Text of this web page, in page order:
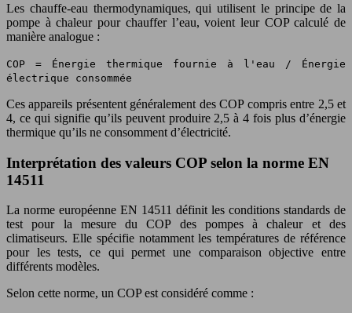
Les chauffe-eau thermodynamiques, qui utilisent le principe de la
pompe à chaleur pour chauffer l’eau, voient leur COP calculé de
manière analogue :
COP = Énergie thermique fournie à l'eau / Énergie
électrique consommée
Ces appareils présentent généralement des COP compris entre 2,5 et
4, ce qui signifie qu’ils peuvent produire 2,5 à 4 fois plus d’énergie
thermique qu’ils ne consomment d’électricité.
Interprétation des valeurs COP selon la norme EN
14511
La norme européenne EN 14511 définit les conditions standards de
test pour la mesure du COP des pompes à chaleur et des
climatiseurs. Elle spécifie notamment les températures de référence
pour les tests, ce qui permet une comparaison objective entre
différents modèles.
Selon cette norme, un COP est considéré comme :